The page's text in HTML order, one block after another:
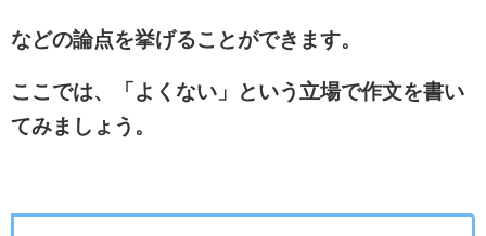
などの論点を挙げることができます。
ここでは、「よくない」という立場で作文を書い
てみましょう。